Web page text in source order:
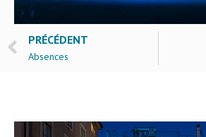
PRÉCÉDENT
Absences